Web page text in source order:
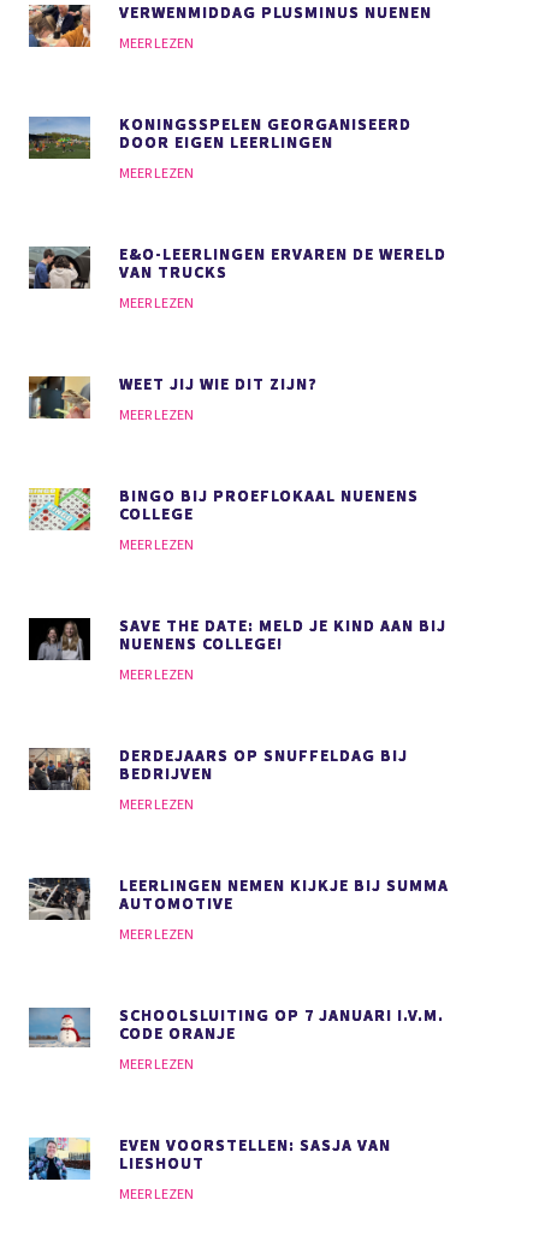
VERWENMIDDAG PLUSMINUS NUENEN
MEER LEZEN
KONINGSSPELEN GEORGANISEERD
DOOR EIGEN LEERLINGEN
MEER LEZEN
E&O-LEERLINGEN ERVAREN DE WERELD
VAN TRUCKS
MEER LEZEN
WEET JIJ WIE DIT ZIJN?
MEER LEZEN
BINGO BIJ PROEFLOKAAL NUENENS
COLLEGE
MEER LEZEN
SAVE THE DATE: MELD JE KIND AAN BIJ
NUENENS COLLEGE!
MEER LEZEN
DERDEJAARS OP SNUFFELDAG BIJ
BEDRIJVEN
MEER LEZEN
LEERLINGEN NEMEN KIJKJE BIJ SUMMA
AUTOMOTIVE
MEER LEZEN
SCHOOLSLUITING OP 7 JANUARI I.V.M.
CODE ORANJE
MEER LEZEN
EVEN VOORSTELLEN: SASJA VAN
LIESHOUT
MEER LEZEN